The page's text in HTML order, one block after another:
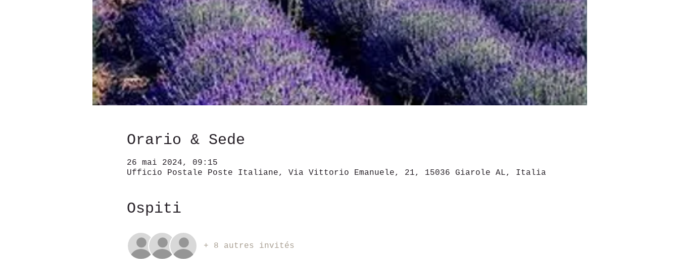
Orario & Sede
26 mai 2024, 09:15
Ufficio Postale Poste Italiane, Via Vittorio Emanuele, 21, 15036 Giarole AL, Italia
Ospiti
+ 8 autres invités